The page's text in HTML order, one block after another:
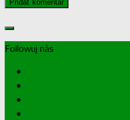
Followuj nás